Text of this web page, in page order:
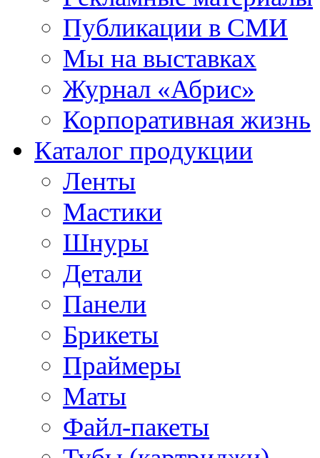
Публикации в СМИ
Мы на выставках
Журнал «Абрис»
Корпоративная жизнь
Каталог продукции
Ленты
Мастики
Шнуры
Детали
Панели
Брикеты
Праймеры
Маты
Файл-пакеты